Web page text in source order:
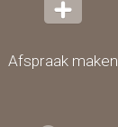
Afspraak maken